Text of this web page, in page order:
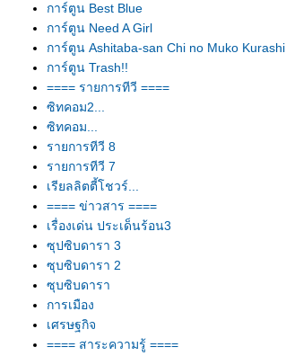
การ์ตูน Best Blue
การ์ตูน Need A Girl
การ์ตูน Ashitaba-san Chi no Muko Kurashi
การ์ตูน Trash!!
==== รายการทีวี ====
ซิทคอม2...
ซิทคอม...
รายการทีวี 8
รายการทีวี 7
เรียลลิตตี้โชวร์...
==== ข่าวสาร ====
เรื่องเด่น ประเด็นร้อน3
ซุปซิบดารา 3
ซุบซิบดารา 2
ซุบซิบดารา
การเมือง
เศรษฐกิจ
==== สาระความรู้ ====